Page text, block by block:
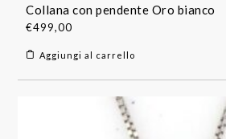
Collana con pendente Oro bianco
€499,00
Aggiungi al carrello